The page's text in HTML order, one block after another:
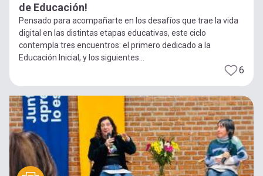
de Educación!
Pensado para acompañarte en los desafíos que trae la vida
digital en las distintas etapas educativas, este ciclo
contempla tres encuentros: el primero dedicado a la
Educación Inicial, y los siguientes...
6